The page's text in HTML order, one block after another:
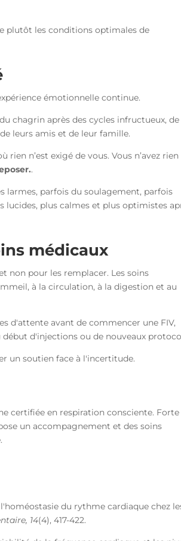
plutôt les conditions optimales de
émotionnelle continue.
chagrin après des cycles infructueux, de
leurs amis et de leur famille.
n’est exigé de vous. Vous n’avez rien
.
larmes, parfois du soulagement, parfois
plus calmes et plus optimistes
médicaux
non pour les remplacer. Les soins
à la circulation, à la digestion et au
d'attente avant de commencer une FIV,
d'injections ou de nouveaux
un soutien face à l'incertitude.
certifiée en respiration consciente. Forte
un accompagnement et des soins
du rythme cardiaque chez
14(4), 417-422.